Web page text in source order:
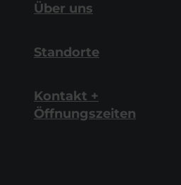
Über uns
Standorte
Kontakt +
Öffnungszeiten